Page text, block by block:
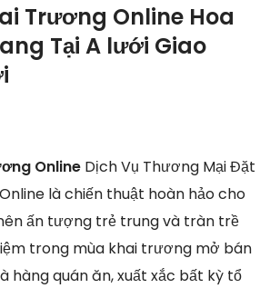
Trương Online Hoa
Tại A lưới Giao
Online Dịch Vụ Thương Mại Đặt
là chiến thuật hoàn hảo cho
ấn tượng trẻ trung và tràn trề
trong mùa khai trương mở bán
hàng quán ăn, xuất xắc bất kỳ tổ